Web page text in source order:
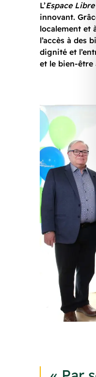
L’Espace
innovant.
localement et
l’accès à des
dignité et
et le bien-être